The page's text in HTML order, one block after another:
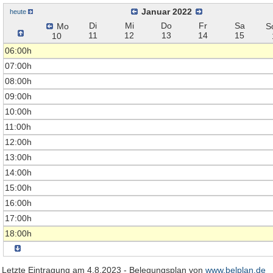
heute
Januar 2022
Mo
10
Di
11
Mi
12
Do
13
Fr
14
Sa
15
06:00h
07:00h
08:00h
09:00h
10:00h
11:00h
12:00h
13:00h
14:00h
15:00h
16:00h
17:00h
18:00h
Letzte Eintragung am 4.8.2023 - Belegungsplan von www.belplan.de